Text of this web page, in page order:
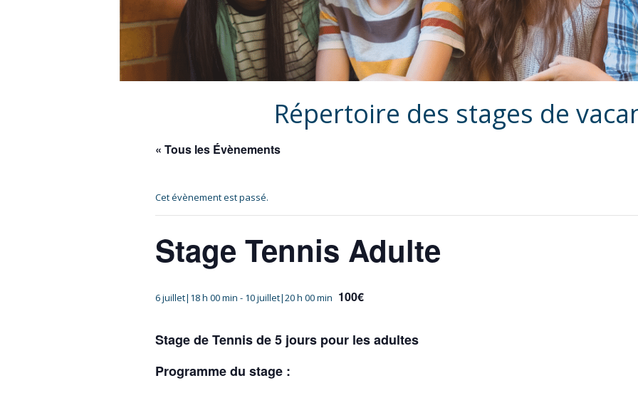
Répertoire des stages de
« Tous les Évènements
Cet évènement est passé.
Stage Tennis Adulte
6 juillet|18 h 00 min - 10 juillet|20 h 00 min 100€
Stage de Tennis de 5 jours pour les adultes
Programme du stage :